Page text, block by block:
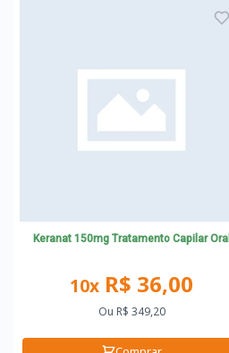
Keranat 150mg Tratamento Capilar Oral
10x R$ 36,00
Ou R$ 349,20